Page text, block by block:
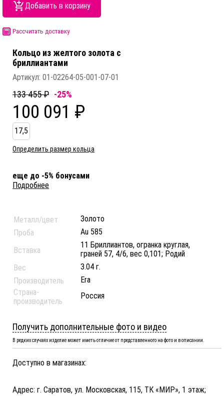
Добавить в корзину
Рассчитать доставку
Кольцо из желтого золота c
бриллиантами
Артикул: 01-02264-05-001-07-01
133 455 ₽ -25%
100 091 ₽
17,5
Определить размер кольца
еще до -5% бонусами
Подробнее
Металл/цвет
Золото
Проба
Au 585
Вставка
11 Бриллиантов, огранка круглая,
граней 57, 4/6, вес 0,101; Родий
Вес
3.04 г.
Производитель
Era
Страна-
производитель
Россия
Получить дополнительные фото и видео
В редких случаях изделие может иметь отличие от представленного на фото и в описании.
Доступно в магазинах:
Адрес: г. Саратов, ул. Московская, 115, ТК «МИР», 1 этаж;